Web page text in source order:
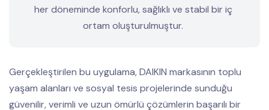
her döneminde konforlu, sağlıklı ve stabil bir iç
ortam oluşturulmuştur.
Gerçekleştirilen bu uygulama, DAIKIN markasının toplu
yaşam alanları ve sosyal tesis projelerinde sunduğu
güvenilir, verimli ve uzun ömürlü çözümlerin başarılı bir